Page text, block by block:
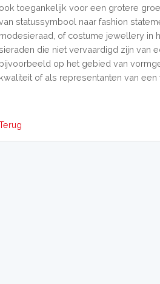
ook toegankelijk voor een grotere
statussymbool naar fashion
modesieraad, of costume jewellery in
die niet vervaardigd zijn van
bijvoorbeeld op het gebied van
kwaliteit of als representanten van